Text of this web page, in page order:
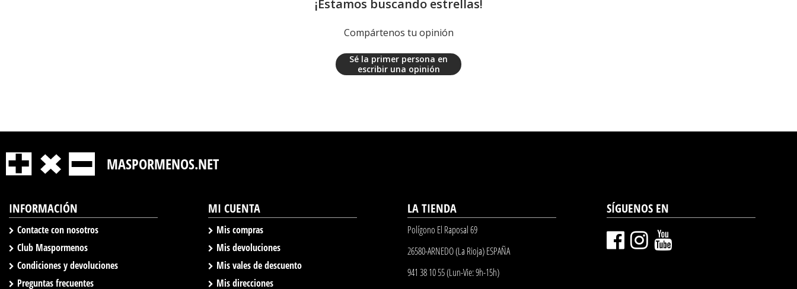
¡Estamos buscando estrellas!
Compártenos tu opinión
Sé la primer persona en
escribir una opinión
MASPORMENOS.NET
INFORMACIÓN
Contacte con nosotros
Club Maspormenos
Condiciones y devoluciones
Preguntas frecuentes
MI CUENTA
Mis compras
Mis devoluciones
Mis vales de descuento
Mis direcciones
LA TIENDA
Polígono El Raposal 69
26580-ARNEDO (La Rioja) ESPAÑA
941 38 10 55 (Lun-Vie: 9h-15h)
SÍGUENOS EN